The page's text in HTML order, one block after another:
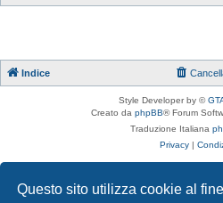
Questo sito utilizza cookie al
Indice
Style Developer by ©
Creato da phpBB® Forum
Traduzione Italiana
Privacy |